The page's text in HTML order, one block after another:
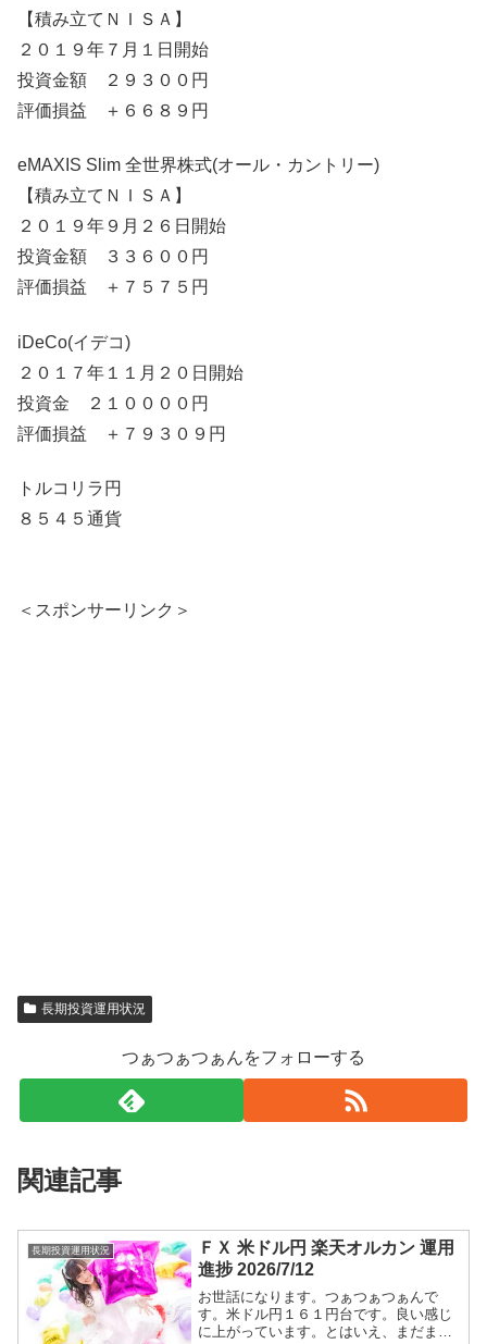
【積み立てＮＩＳＡ】
２０１９年７月１日開始
投資金額 ２９３００円
評価損益 ＋６６８９円
eMAXIS Slim 全世界株式(オール・カントリー)
【積み立てＮＩＳＡ】
２０１９年９月２６日開始
投資金額 ３３６００円
評価損益 ＋７５７５円
iDeCo(イデコ)
２０１７年１１月２０日開始
投資金 ２１００００円
評価損益 ＋７９３０９円
トルコリラ円
８５４５通貨
＜スポンサーリンク＞
長期投資運用状況
つぁつぁつぁんをフォローする
関連記事
長期投資運用状況
ＦＸ 米ドル円 楽天オルカン 運用
進捗 2026/7/12
お世話になります。つぁつぁつぁんで
す。米ドル円１６１円台です。良い感じ
に上がっています。とはいえ、まだまだ